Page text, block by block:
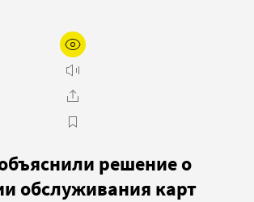
решение о
обслуживания карт